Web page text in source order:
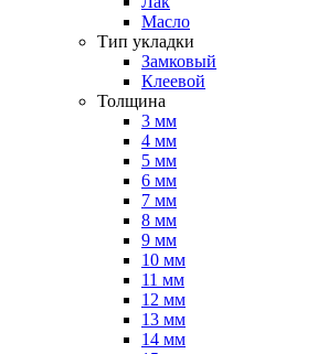
Масло
Тип укладки
Замковый
Клеевой
Толщина
3 мм
4 мм
5 мм
6 мм
7 мм
8 мм
9 мм
10 мм
11 мм
12 мм
13 мм
14 мм